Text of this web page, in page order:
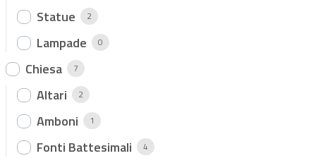
Statue 2
Lampade 0
Chiesa 7
Altari 2
Amboni 1
Fonti Battesimali 4